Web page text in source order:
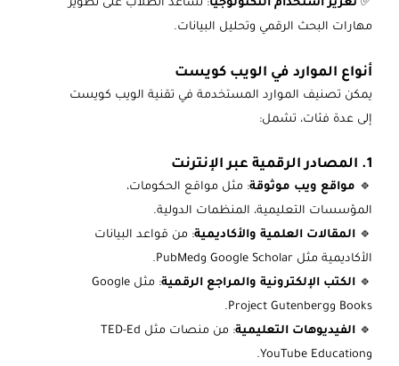
✅ تعزيز استخدام التكنولوجيا: تساعد الطلاب على تطوير
مهارات البحث الرقمي وتحليل البيانات.
أنواع الموارد في الويب كويست
يمكن تصنيف الموارد المستخدمة في تقنية الويب كويست
إلى عدة فئات، تشمل:
1. المصادر الرقمية عبر الإنترنت
🔹 مواقع ويب موثوقة: مثل مواقع الحكومات،
المؤسسات التعليمية، المنظمات الدولية.
🔹 المقالات العلمية والأكاديمية: من قواعد البيانات
الأكاديمية مثل Google Scholar وPubMed.
🔹 الكتب الإلكترونية والمراجع الرقمية
: مثل Google
Books وProject Gutenberg.
🔹 الفيديوهات التعليمية
: من منصات مثل TED-Ed
وYouTube Education.